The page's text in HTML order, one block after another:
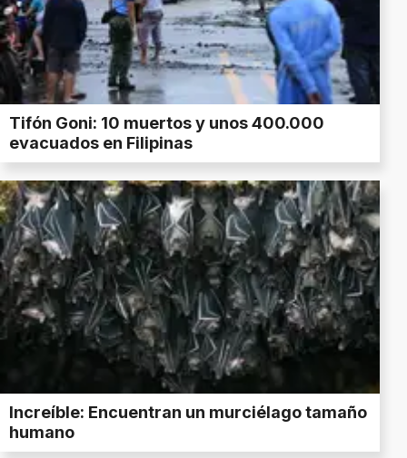
Tifón Goni: 10 muertos y unos 400.000
evacuados en Filipinas
Increíble: Encuentran un murciélago tamaño
humano